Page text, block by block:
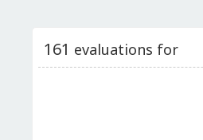
161 evaluations for